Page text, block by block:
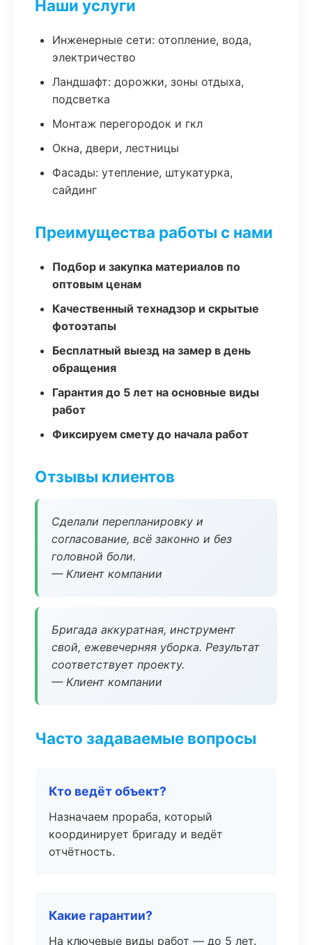
Наши услуги
Инженерные сети: отопление, вода,
электричество
Ландшафт: дорожки, зоны отдыха,
подсветка
Монтаж перегородок и гкл
Окна, двери, лестницы
Фасады: утепление, штукатурка,
сайдинг
Преимущества работы с нами
Подбор и закупка материалов по
оптовым ценам
Качественный технадзор и скрытые
фотоэтапы
Бесплатный выезд на замер в день
обращения
Гарантия до 5 лет на основные виды
работ
Фиксируем смету до начала работ
Отзывы клиентов
Сделали перепланировку и
согласование, всё законно и без
головной боли.
— Клиент компании
Бригада аккуратная, инструмент
свой, ежевечерняя уборка. Результат
соответствует проекту.
— Клиент компании
Часто задаваемые вопросы
Кто ведёт объект?
Назначаем прораба, который
координирует бригаду и ведёт
отчётность.
Какие гарантии?
На ключевые виды работ — до 5 лет.